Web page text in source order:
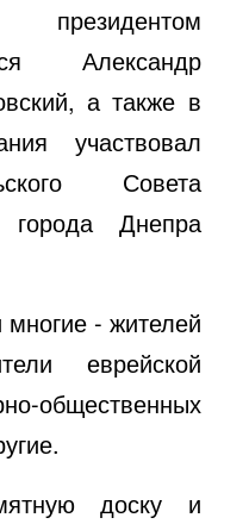
президентом
Александр
а также в
участвовал
Совета
Днепра
- жителей
еврейской
общественных
доску и